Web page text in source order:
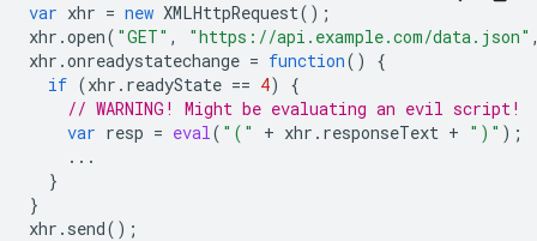
var xhr = new XMLHttpRequest();
xhr .open( "GET" , "https://api.example.com/data.json"
xhr .onreadystatechange = function()
{
if (xhr . readyState == 4)
{
// WARNING! Might be evaluating an evil script!
var resp = eval( "(" + xhr . responseText + ")" );
...
}
}
xhr . send();